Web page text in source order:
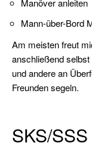
Ostsee
SportSeeSchiffer
Urlaubstörns
Wochenendtörns
Skippertraining
sammeln
Manöver anleiten
Mann-über-Bord
Am meisten freut
anschließend
und andere an
Freunden segeln.
SKS/SSS